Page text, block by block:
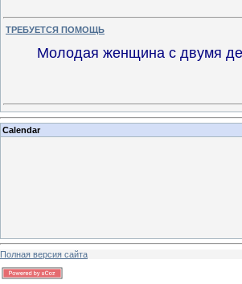
ТРЕБУЕТСЯ ПОМОЩЬ
Молодая женщина с двумя
Calendar
Полная версия сайта